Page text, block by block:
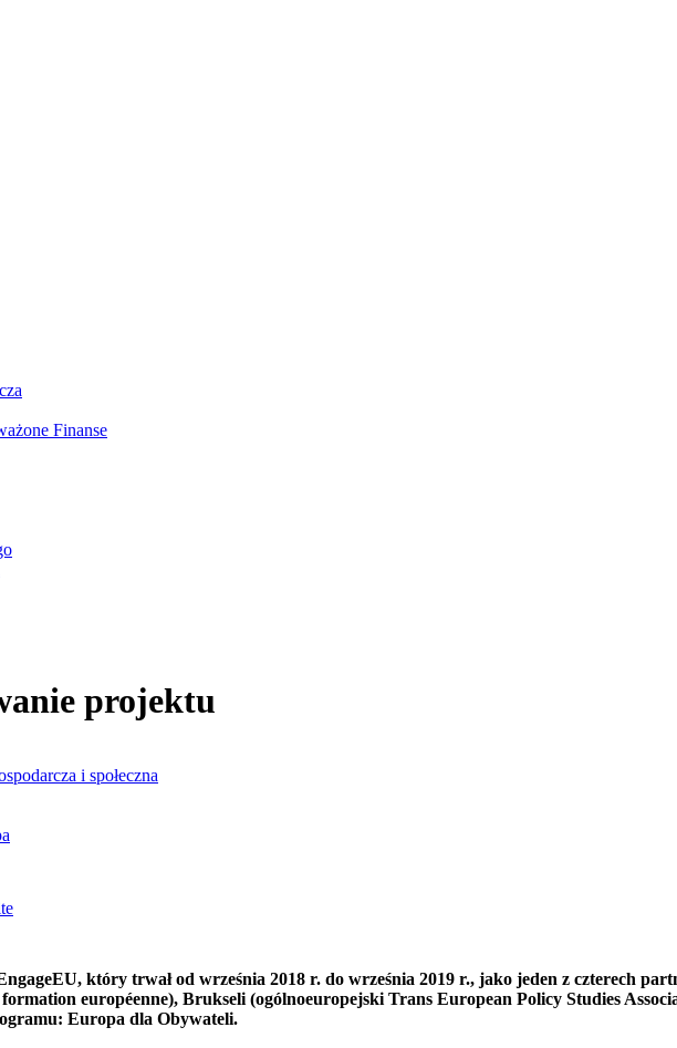
Finanse
projektu
i społeczna
który trwał od września 2018 r. do września 2019 r., jako jeden z czterech
européenne), Brukseli (ogólnoeuropejski Trans European Policy Studies
Europa dla Obywateli.